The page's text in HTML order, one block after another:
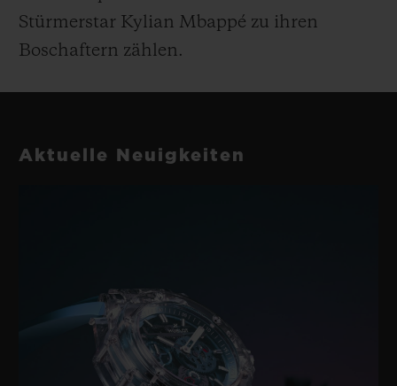
Stürmerstar Kylian Mbappé zu ihren
Boschaftern zählen.
Aktuelle Neuigkeiten